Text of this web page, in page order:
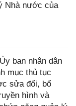
Nhà nước của
ban nhân dân
mục thủ tục
sửa đổi, bổ
hình và